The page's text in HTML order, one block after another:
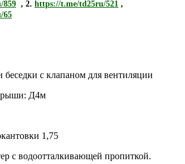
859 , 2. https://t.me/td25ru/521 ,
65
с клапаном для вентиляции
Д4м
1,75
с водоотталкивающей пропиткой.